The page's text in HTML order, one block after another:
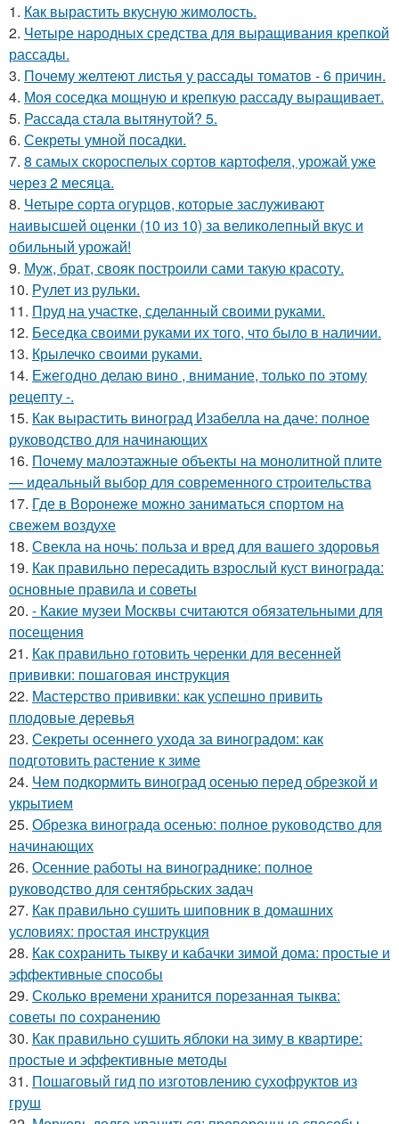
1. Как вырастить вкусную жимолость.
2. Четыре народных средства для выращивания крепкой
рассады.
3. Почему желтеют листья у рассады томатов - 6 причин.
4. Моя соседка мощную и крепкую рассаду выращивает.
5. Рассада стала вытянутой? 5.
6. Секреты умной посадки.
7. 8 самых скороспелых сортов картофеля, урожай уже
через 2 месяца.
8. Четыре сорта огурцов, которые заслуживают
наивысшей оценки (10 из 10) за великолепный вкус и
обильный урожай!
9. Муж, брат, свояк построили сами такую красоту.
10. Рулет из рульки.
11. Пруд на участке, сделанный своими руками.
12. Беседка своими руками их того, что было в наличии.
13. Крылечко своими руками.
14. Ежегодно делаю вино , внимание, только по этому
рецепту -.
15. Как вырастить виноград Изабелла на даче: полное
руководство для начинающих
16. Почему малоэтажные объекты на монолитной плите
— идеальный выбор для современного строительства
17. Где в Воронеже можно заниматься спортом на
свежем воздухе
18. Свекла на ночь: польза и вред для вашего здоровья
19. Как правильно пересадить взрослый куст винограда:
основные правила и советы
20. - Какие музеи Москвы считаются обязательными для
посещения
21. Как правильно готовить черенки для весенней
прививки: пошаговая инструкция
22. Мастерство прививки: как успешно привить
плодовые деревья
23. Секреты осеннего ухода за виноградом: как
подготовить растение к зиме
24. Чем подкормить виноград осенью перед обрезкой и
укрытием
25. Обрезка винограда осенью: полное руководство для
начинающих
26. Осенние работы на винограднике: полное
руководство для сентябрьских задач
27. Как правильно сушить шиповник в домашних
условиях: простая инструкция
28. Как сохранить тыкву и кабачки зимой дома: простые и
эффективные способы
29. Сколько времени хранится порезанная тыква:
советы по сохранению
30. Как правильно сушить яблоки на зиму в квартире:
простые и эффективные методы
31. Пошаговый гид по изготовлению сухофруктов из
груш